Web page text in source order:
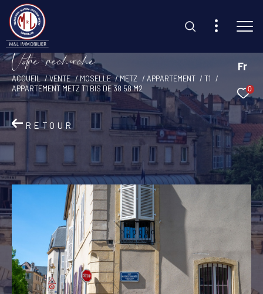
Fr
0
Vore recece
ACCUEIL VENTE MOSELLE METZ APPARTEMENT
T1
APPARTEMENT METZ T1 BIS DE 38 58 M2
RETOUR
Effectuer une recherche
et trouvez le bien qui correspond à vos critères
Type d'offre
Vente
Type de bien
Sélectionner
Budget
PIÈCES